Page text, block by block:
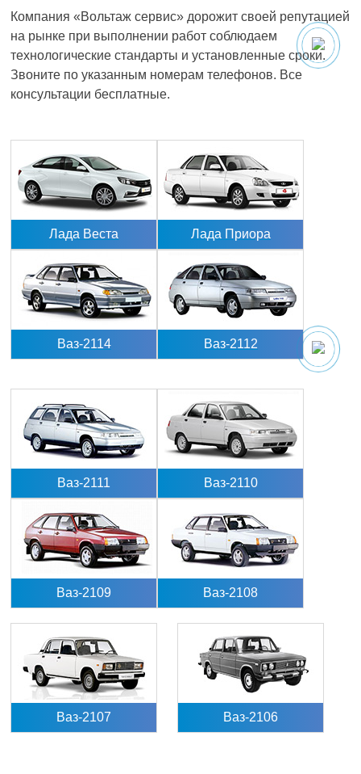
Компания «Вольтаж сервис» дорожит своей репутацией
на рынке при выполнении работ соблюдаем
технологические стандарты и установленные сроки.
Звоните по указанным номерам телефонов. Все
консультации бесплатные.
Лада Веста Лада Приора
Ваз-2114 Ваз-2112
Ваз-2111 Ваз-2110
Ваз-2109 Ваз-2108
Ваз-2107 Ваз-2106